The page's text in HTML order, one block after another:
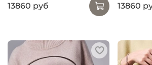
13860 руб
13860